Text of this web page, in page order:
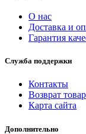
О нас
Доставка и
Гарантия
Служба поддержки
Контакты
Возврат
Карта сайта
Дополнительно